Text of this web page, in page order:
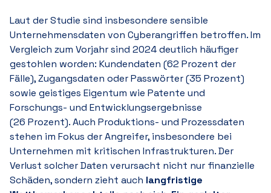
Laut der Studie sind insbesondere sensible
Unternehmensdaten von Cyberangriffen betroffen. Im
Vergleich zum Vorjahr sind 2024 deutlich häufiger
gestohlen worden: Kundendaten (62 Prozent der
Fälle), Zugangsdaten oder Passwörter (35 Prozent)
sowie geistiges Eigentum wie Patente und
Forschungs- und Entwicklungsergebnisse
(26 Prozent). Auch Produktions- und Prozessdaten
stehen im Fokus der Angreifer, insbesondere bei
Unternehmen mit kritischen Infrastrukturen. Der
Verlust solcher Daten verursacht nicht nur finanzielle
Schäden, sondern zieht auch langfristige